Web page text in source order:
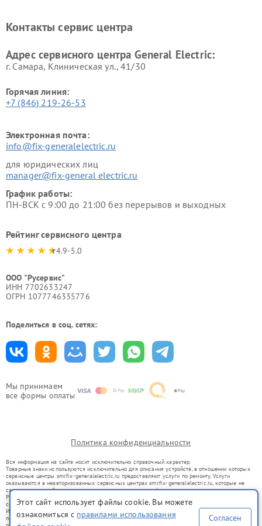
Мы принимаем
все формы оплаты
Electric
General Electric
Контакты сервис центра
Адрес сервисного центра General Electric:
г. Самара, Клиническая ул., 41/30
Горячая линия:
+7 (846) 219-26-53
Электронная почта:
info@fix-generalelectric.ru
для юридических лиц
manager@fix-general electric.ru
График работы:
ПН-ВСК с 9:00 до 21:00 без перерывов и выходных
Рейтинг сервисного центра
4.9-5.0
ООО "Русервис"
ИНН 7702633247
ОГРН 1077746335776
Поделиться в соц. сетях:
Политика конфиденциальности
Вся информация на сайте носит исключительно справочный характер.
Товарные знаки используются исключительно для описания устройств, в отношении которых
сервисные центры smr.fix-generalelectric.ru предоставляют услуги по ремонту. Услуги
оказываются в неавторизованных сервисных центрах smr.fix-generalelectric.ru, которые не
связаны с правообладателями товарных знаков или их официальными представителями.
Ремонт осуществляется для устройств, уже введенных в гражданский оборот в соответствии
со статьей 1487 ГК РФ.
Использование товарных знаков не преследует цели индивидуализации услуг или введения
потребителей в заблуждение, а служит для информирования о предоставляемых услугах по
Этот сайт использует файлы cookie. Вы можете
ознакомиться с правилами использования
Согласен